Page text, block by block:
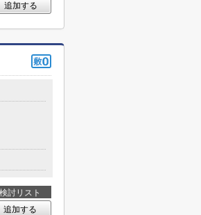
追加する
検討リスト
追加する